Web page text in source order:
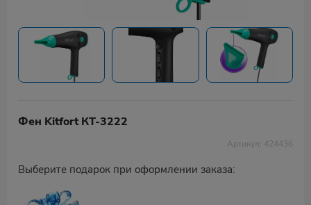
Фен Kitfort КТ-3222
Артикул: 424436
Выберите подарок при оформлении заказа: